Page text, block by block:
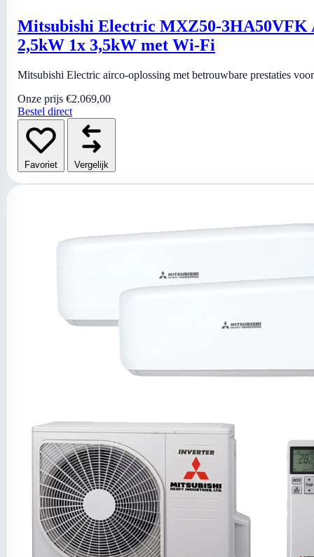
Mitsubishi Electric MXZ50-3HA50VFK
2,5kW 1x 3,5kW met Wi-Fi
Mitsubishi Electric airco-oplossing met betrouwbare prestaties
Onze prijs €2.069,00
Bestel direct
Favoriet Vergelijk